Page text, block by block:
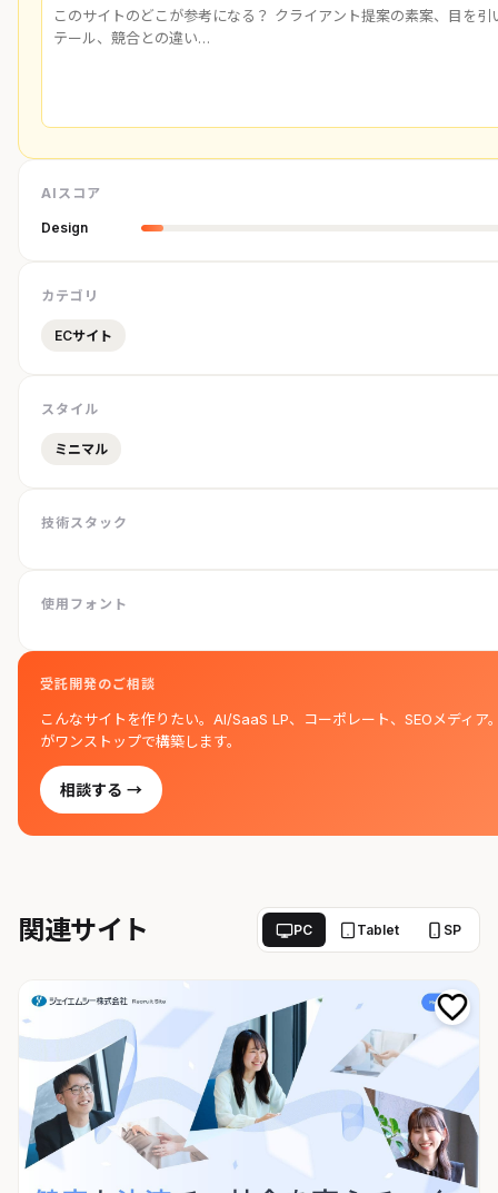
AIスコア
Design
カテゴリ
ECサイト
スタイル
ミニマル
技術スタック
使用フォント
受託開発のご相談
こんなサイトを作りたい。AI/SaaS LP、コーポレート、SEOメディア
がワンストップで構築します。
相談する →
関連サイト PC Tablet SP